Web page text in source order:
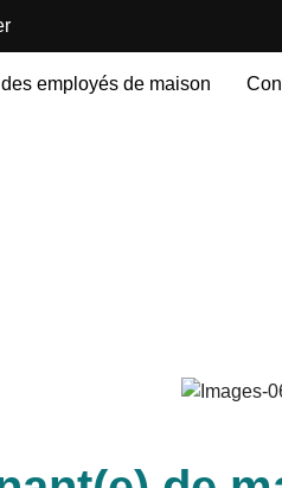
des employés de maison